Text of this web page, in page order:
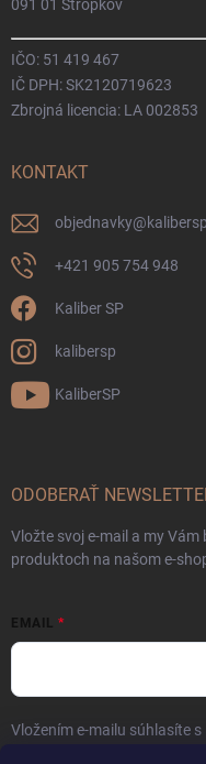
091 01 Stropkov
IČO: 51 419 467
IČ DPH: SK2120719623
Zbrojná licencia: LA 002853
KONTAKT
objednavky@
+421 905 754 948
Kaliber SP
kalibersp
KaliberSP
ODOBERAŤ
Vložte svoj e-mail a my
produktoch na našom e-
EMAIL
Vložením e-mailu súhlasíte s